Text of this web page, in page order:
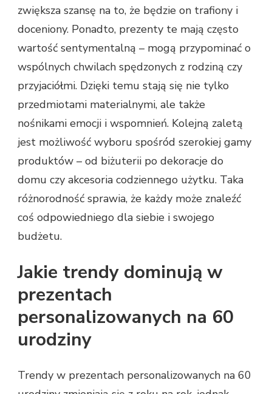
zwiększa szansę na to, że będzie on trafiony i
doceniony. Ponadto, prezenty te mają często
wartość sentymentalną – mogą przypominać o
wspólnych chwilach spędzonych z rodziną czy
przyjaciółmi. Dzięki temu stają się nie tylko
przedmiotami materialnymi, ale także
nośnikami emocji i wspomnień. Kolejną zaletą
jest możliwość wyboru spośród szerokiej gamy
produktów – od biżuterii po dekoracje do
domu czy akcesoria codziennego użytku. Taka
różnorodność sprawia, że każdy może znaleźć
coś odpowiedniego dla siebie i swojego
budżetu.
Jakie trendy dominują w
prezentach
personalizowanych na 60
urodziny
Trendy w prezentach personalizowanych na 60